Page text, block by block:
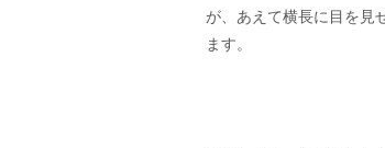
が、あえて横長に目を見
ます。